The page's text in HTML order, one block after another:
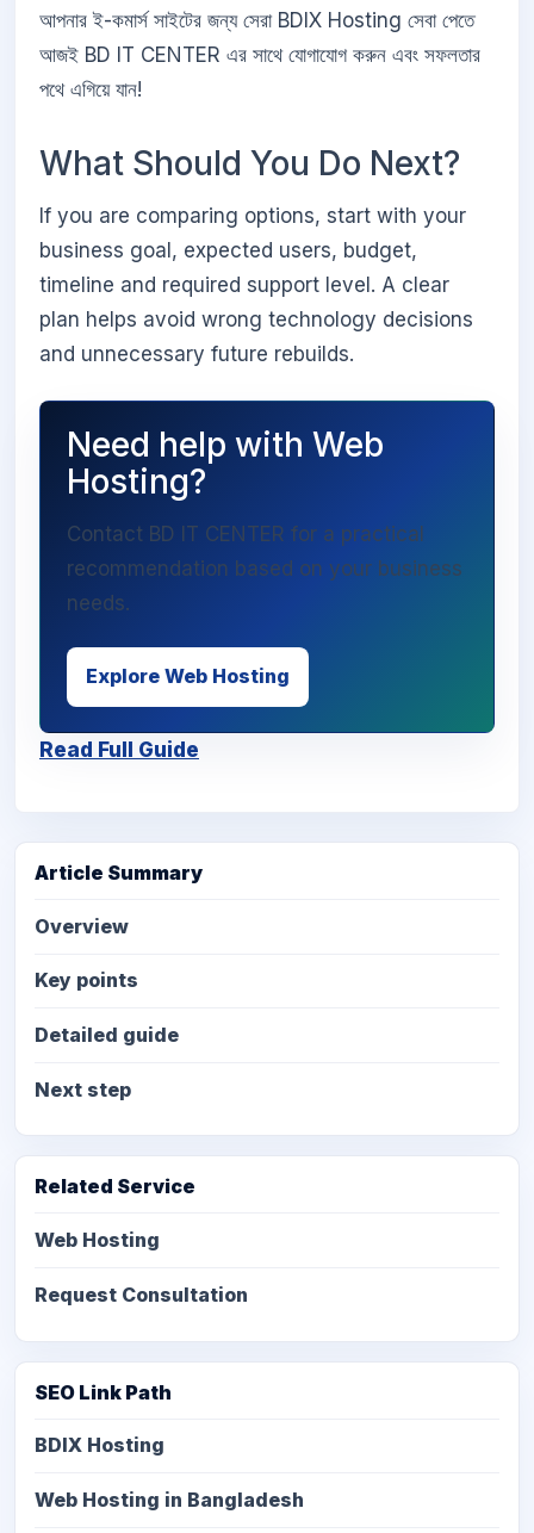
আপনার ই-কমার্স সাইটের জন্য সেরা BDIX Hosting সেবা পেতে
আজই BD IT CENTER এর সাথে যোগাযোগ করুন এবং সফলতার
পথে এগিয়ে যান!
What Should You Do Next?
If you are comparing options, start with your
business goal, expected users, budget,
timeline and required support level. A clear
plan helps avoid wrong technology decisions
and unnecessary future rebuilds.
Need help with Web
Hosting?
Contact BD IT CENTER for a practical
recommendation based on your business
needs.
Explore Web Hosting
Read Full Guide
Article Summary
Overview
Key points
Detailed guide
Next step
Related Service
Web Hosting
Request Consultation
SEO Link Path
BDIX Hosting
Web Hosting in Bangladesh